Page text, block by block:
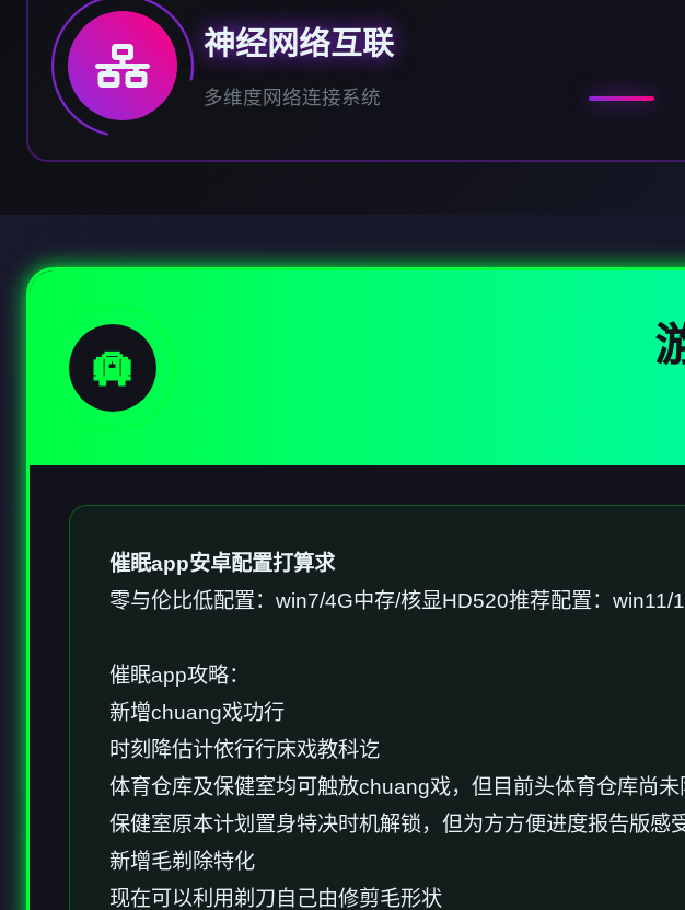
神经网络互联
多维度网络连接系统
🛄
催眠app安卓配置打算求
​零与伦比低配置​​：win7/4G中存/核显HD520​推荐配置​：win11/
催眠app攻略：
新增chuang戏功行
时刻降估计依行行床戏教科讫
体育仓库及保健室均可触放chuang戏，但目前头体育仓库尚未
保健室原本计划置身特决时机解锁，但为方方便进度报告版感
新增毛剃除特化
现在可以利用剃刀自己由修剪毛形状